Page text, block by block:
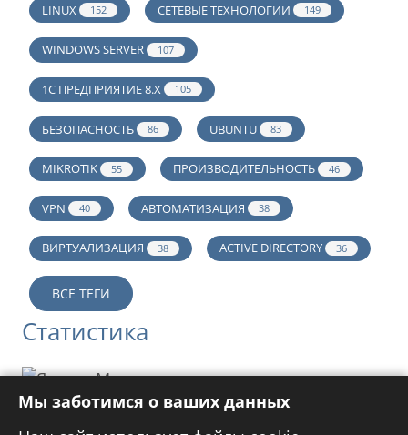
LINUX 152 СЕТЕВЫЕ ТЕХНОЛОГИИ 149
WINDOWS SERVER 107
1С ПРЕДПРИЯТИЕ 8.Х 105
БЕЗОПАСНОСТЬ 86 UBUNTU 83
MIKROTIK 55 ПРОИЗВОДИТЕЛЬНОСТЬ 46
VPN 40 АВТОМАТИЗАЦИЯ 38
ВИРТУАЛИЗАЦИЯ 38 ACTIVE DIRECTORY 36
ВСЕ ТЕГИ
Статистика
Реклама
Мы заботимся о ваших данных